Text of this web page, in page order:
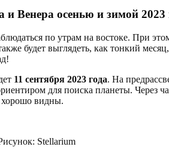
и Венера осенью и зимой 2023
по утрам на востоке. При
будет выглядеть, как тонкий
11 сентября 2023 года. На
для поиска планеты. Через
хорошо видны.
Stellarium